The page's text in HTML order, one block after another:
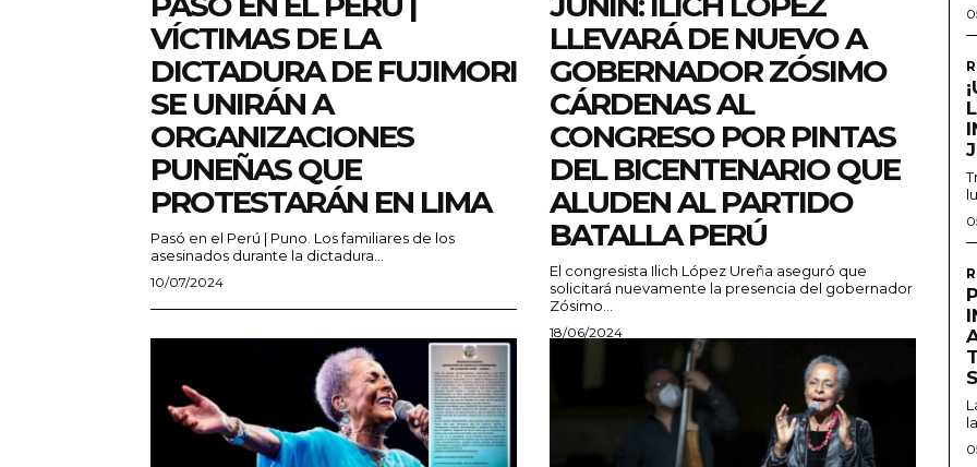
VÍCTIMAS DE LA
DICTADURA DE FUJIMORI
SE UNIRÁN A
ORGANIZACIONES
PUNEÑAS QUE
PROTESTARÁN EN LIMA
Pasó en el Perú | Puno. Los familiares de los
asesinados durante la dictadura...
10/07/2024
LLEVARÁ DE NUEVO A
GOBERNADOR ZÓSIMO
CÁRDENAS AL
CONGRESO POR PINTAS
DEL BICENTENARIO QUE
ALUDEN AL PARTIDO
BATALLA PERÚ
El congresista Ilich López Ureña aseguró que
solicitará nuevamente la presencia del gobernador
Zósimo...
18/06/2024